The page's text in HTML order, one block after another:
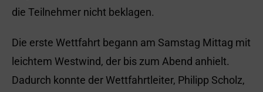
die Teilnehmer nicht beklagen.
Die erste Wettfahrt begann am Samstag Mittag mit
leichtem Westwind, der bis zum Abend anhielt.
Dadurch konnte der Wettfahrtleiter, Philipp Scholz,